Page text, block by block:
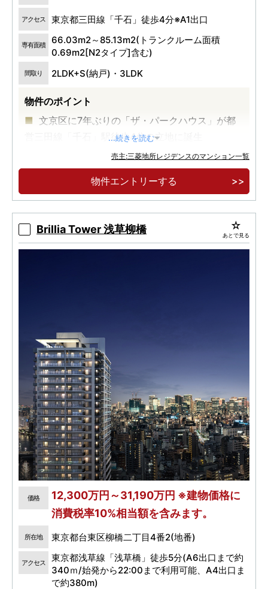
アクセス 東京都三田線「千石」徒歩4分※A1出口
専有面積
66.03m2～85.13m2(トランクルーム面積
0.69m2[N2タイプ]含む)
間取り 2LDK+S(納戸)・3LDK
物件のポイント
文京区に7年ぶりの「ザ・パークハウス」が都
営三田線「千石」駅徒歩4分の立地に誕生
45m2台から98m2台の多彩な間取りをご用
意。内廊下設計・全戸分ストレージスペースをご
語り紡ぐ新たな住まいを
...続きを読む
売主:三菱地所レジデンスのマンション一覧
物件エントリーする
Brillia Tower 浅草柳橋 あとで見る
価格
12,300万円～31,190万円 ※建物価格に
消費税率10%相当額を含みます。
所在地 東京都台東区柳橋二丁目4番2(地番)
アクセス
東京都浅草線「浅草橋」徒歩5分(A6出口まで約
340ｍ/始発から22:00まで利用可能、A4出口ま
で約380m)